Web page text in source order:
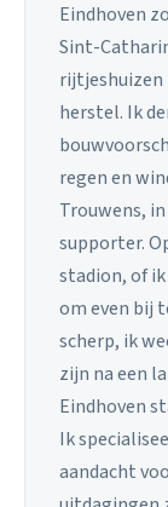
Eindhoven
Sint-
rijtjeshuizen
herstel. Ik
regen en
Trouwens,
supporter.
stadion, of
om even bij
scherp, ik
zijn na een
Eindhoven
Ik
aandacht